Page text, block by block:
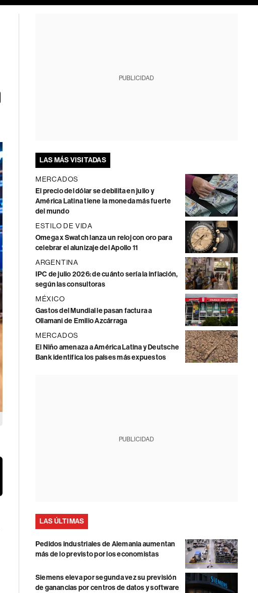
PUBLICIDAD
LAS MÁS VISITADAS
MERCADOS
El precio del dólar se debilita en julio y
América Latina tiene la moneda más fuerte
del mundo
ESTILO DE VIDA
Omega x Swatch lanza un reloj con oro para
celebrar el alunizaje del Apollo 11
ARGENTINA
IPC de julio 2026: de cuánto sería la inflación,
según las consultoras
MÉXICO
Gastos del Mundial le pasan factura a
Ollamani de Emilio Azcárraga
MERCADOS
El Niño amenaza a América Latina y Deutsche
Bank identifica los países más expuestos
PUBLICIDAD
LAS ÚLTIMAS
Pedidos industriales de Alemania aumentan
más de lo previsto por los economistas
Siemens eleva por segunda vez su previsión
de ganancias por centros de datos y software